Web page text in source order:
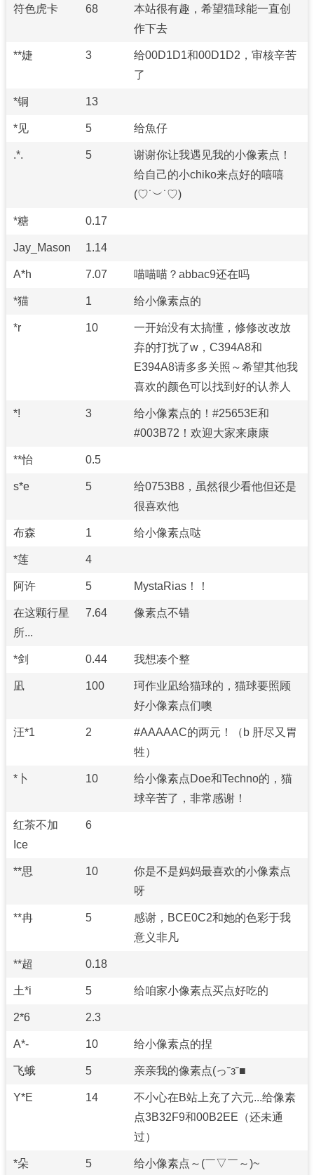
符色虎卡 68
本站很有趣，希望猫球能一直创
作下去
**婕 3
给00D1D1和00D1D2，审核辛苦
了
*铜 13
*见 5 给魚仔
.*. 5
谢谢你让我遇见我的小像素点！
给自己的小chiko来点好的嘻嘻
(♡˙︶˙♡)
*糖 0.17
Jay_Mason 1.14
A*h 7.07 喵喵喵？abbac9还在吗
*猫 1 给小像素点的
*r 10
一开始没有太搞懂，修修改改放
弃的打扰了w，C394A8和
E394A8请多多关照～希望其他我
喜欢的颜色可以找到好的认养人
*! 3
给小像素点的！#25653E和
#003B72！欢迎大家来康康
**怡 0.5
s*e 5
给0753B8，虽然很少看他但还是
很喜欢他
布森 1 给小像素点哒
*莲 4
阿许 5 MystaRias！！
在这颗行星
所...
7.64 像素点不错
*剑 0.44 我想凑个整
凪 100
珂作业凪给猫球的，猫球要照顾
好小像素点们噢
汪*1 2
#AAAAAC的两元！（b 肝尽又胃
牲）
*卜 10
给小像素点Doe和Techno的，猫
球辛苦了，非常感谢！
红茶不加
Ice
6
**思 10
你是不是妈妈最喜欢的小像素点
呀
**冉 5
感谢，BCE0C2和她的色彩于我
意义非凡
**超 0.18
土*i 5 给咱家小像素点买点好吃的
2*6 2.3
A*- 10 给小像素点的捏
飞蛾 5 亲亲我的像素点(っ˘з˘■
Y*E 14
不小心在B站上充了六元...给像素
点3B32F9和00B2EE（还未通
过）
*朵 5 给小像素点～(￣▽￣～)~